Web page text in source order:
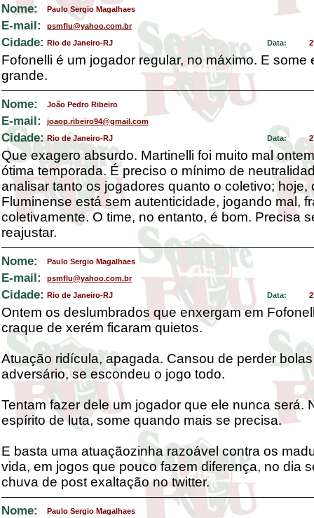
Nome: Paulo Sergio Magalhaes
E-mail: psmflu@yahoo.com.br
Cidade: Rio de Janeiro-RJ Data:
Fofonelli é um jogador regular, no máximo. E some
grande.
Nome: João Pedro Ribeiro
E-mail: joaop.ribeiro94@gmail.com
Cidade: Rio de Janeiro-RJ Data:
Que exagero absurdo. Martinelli foi muito mal
ótima temporada. É preciso o mínimo de
analisar tanto os jogadores quanto o coletivo; hoje,
Fluminense está sem autenticidade, jogando mal,
coletivamente. O time, no entanto, é bom. Precisa
reajustar.
Nome: Paulo Sergio Magalhaes
E-mail: psmflu@yahoo.com.br
Cidade: Rio de Janeiro-RJ Data:
Ontem os deslumbrados que enxergam em
craque de xerém ficaram quietos.
Atuação ridícula, apagada. Cansou de perder
adversário, se escondeu o jogo todo.
Tentam fazer dele um jogador que ele nunca será.
espírito de luta, some quando mais se precisa.
E basta uma atuaçãozinha razoável contra os
vida, em jogos que pouco fazem diferença, no dia
chuva de post exaltação no twitter.
Nome: Paulo Sergio Magalhaes